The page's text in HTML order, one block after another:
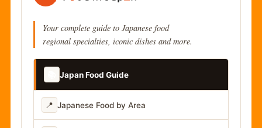
Your complete guide to Japanese food
regional specialties, iconic dishes and more.
Japan Food Guide
📍 Japanese Food by Area